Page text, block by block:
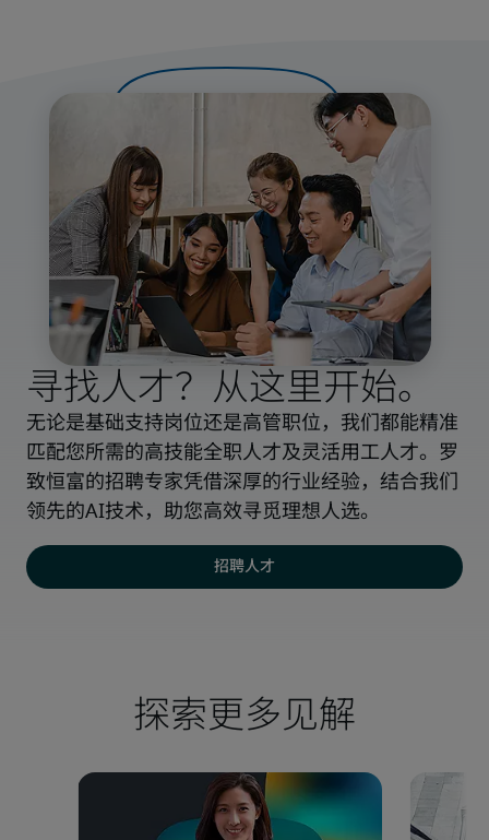
寻找人才？从这里开始。
无论是基础支持岗位还是高管职位，我们都能精准
匹配您所需的高技能全职人才及灵活用工人才。罗
致恒富的招聘专家凭借深厚的行业经验，结合我们
领先的AI技术，助您高效寻觅理想人选。
招聘人才
探索更多见解